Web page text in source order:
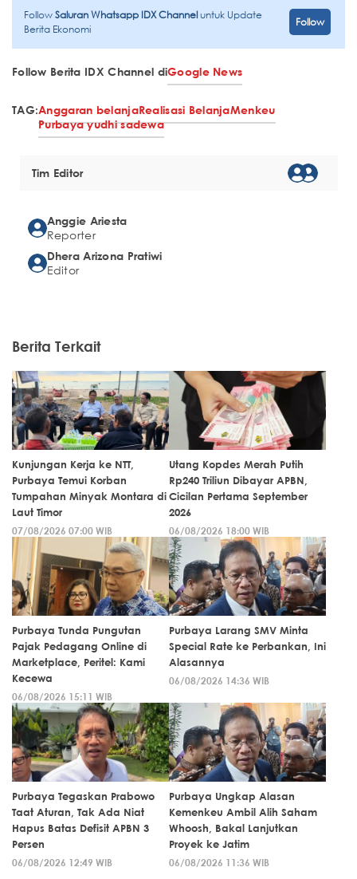
FollowSaluran Whatsapp IDX Channeluntuk Update
Berita Ekonomi
Follow
Follow Berita IDX Channel diGoogle News
TAG:Anggaran belanjaRealisasi BelanjaMenkeu
Purbaya yudhi sadewa
Tim Editor
Anggie Ariesta
Reporter
Dhera Arizona Pratiwi
Editor
Berita Terkait
Kunjungan Kerja ke NTT,
Purbaya Temui Korban
Tumpahan Minyak Montara di
Laut Timor
07/08/2026 07:00 WIB
Utang Kopdes Merah Putih
Rp240 Triliun Dibayar APBN,
Cicilan Pertama September
2026
06/08/2026 18:00 WIB
Purbaya Tunda Pungutan
Pajak Pedagang Online di
Marketplace, Peritel: Kami
Kecewa
06/08/2026 15:11 WIB
Purbaya Larang SMV Minta
Special Rate ke Perbankan, Ini
Alasannya
06/08/2026 14:36 WIB
Purbaya Tegaskan Prabowo
Taat Aturan, Tak Ada Niat
Hapus Batas Defisit APBN 3
Persen
06/08/2026 12:49 WIB
Purbaya Ungkap Alasan
Kemenkeu Ambil Alih Saham
Whoosh, Bakal Lanjutkan
Proyek ke Jatim
06/08/2026 11:36 WIB